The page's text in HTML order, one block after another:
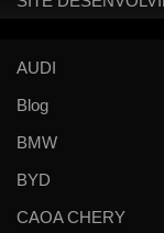
AUDI
Blog
BMW
BYD
CAOA CHERY